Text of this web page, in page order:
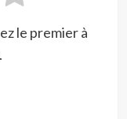
le premier à